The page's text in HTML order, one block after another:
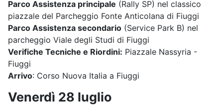
Parco Assistenza principale (Rally SP) nel classico
piazzale del Parcheggio Fonte Anticolana di Fiuggi
Parco Assistenza secondario (Service Park B) nel
parcheggio Viale degli Studi di Fiuggi
Verifiche Tecniche e Riordini: Piazzale Nassyria -
Fiuggi
Arrivo: Corso Nuova Italia a Fiuggi
Venerdì 28 luglio